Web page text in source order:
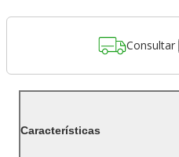
Consultar
Características